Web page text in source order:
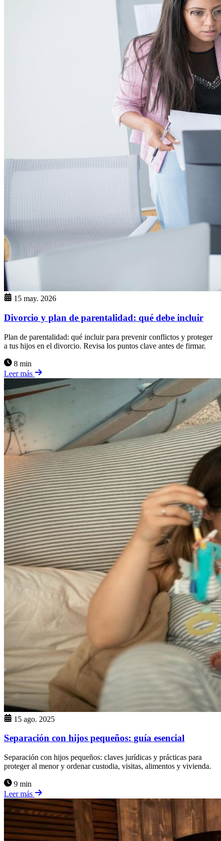
15 may. 2026
Divorcio y plan de parentalidad: qué debe incluir
Plan de parentalidad: qué incluir para prevenir conflictos y proteger
a tus hijos en el divorcio. Revisa los puntos clave antes de firmar.
8 min
Leer más
15 ago. 2025
Separación con hijos pequeños: guía esencial
Separación con hijos pequeños: claves jurídicas y prácticas para
proteger al menor y ordenar custodia, visitas, alimentos y vivienda.
9 min
Leer más